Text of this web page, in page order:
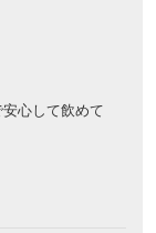
心して飲めて